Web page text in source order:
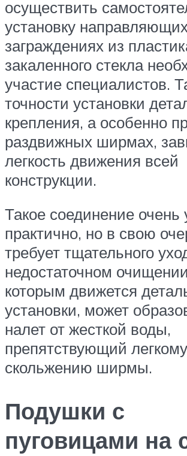
осуществить
установку
заграждениях из
закаленного стекла
участие специалистов.
точности установки
крепления, а особенно
раздвижных ширмах,
легкость движения всей
конструкции.
Такое соединение очень
практично, но в свою
требует тщательного
недостаточном
которым движется
установки, может
налет от жесткой воды,
препятствующий легкому
скольжению ширмы.
Подушки с
пуговицами на